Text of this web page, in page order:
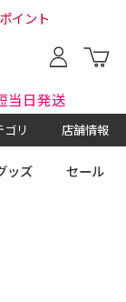
イント
当日発送
ゴリ 店舗情報
ッズ セール